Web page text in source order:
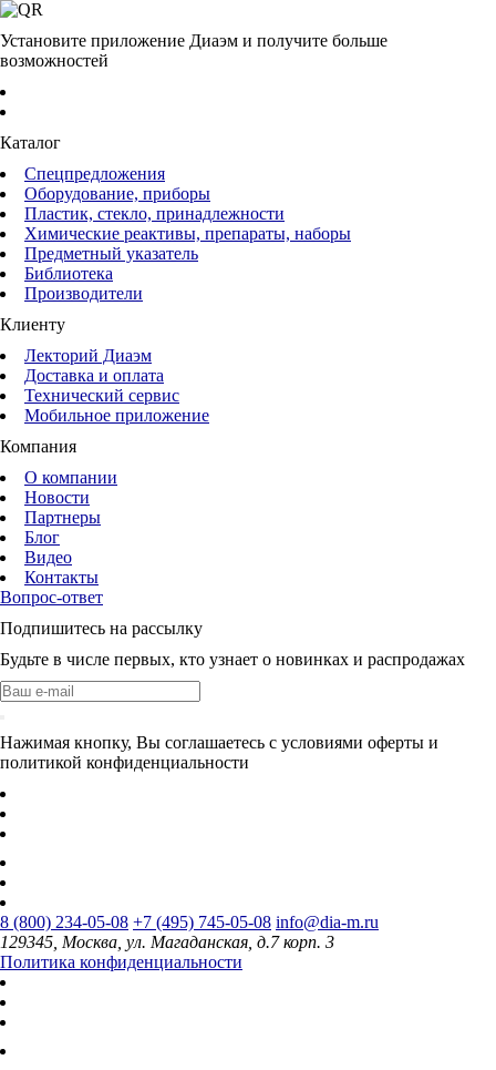
Установите приложение Диаэм и получите больше
возможностей
Каталог
Спецпредложения
Оборудование, приборы
Пластик, стекло, принадлежности
Химические реактивы, препараты, наборы
Предметный указатель
Библиотека
Производители
Клиенту
Лекторий Диаэм
Доставка и оплата
Технический сервис
Мобильное приложение
Компания
О компании
Новости
Партнеры
Блог
Видео
Контакты
Вопрос-ответ
Подпишитесь на рассылку
Будьте в числе первых, кто узнает о новинках и распродажах
Нажимая кнопку, Вы соглашаетесь с условиями оферты и
политикой конфиденциальности
8 (800) 234-05-08 +7 (495) 745-05-08 info@dia-m.ru
129345, Москва, ул. Магаданская, д.7 корп. 3
Политика конфиденциальности